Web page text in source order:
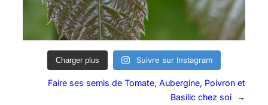
Charger plus Suivre sur Instagram
Faire ses semis de Tomate, Aubergine, Poivron et
Basilic chez soi
→